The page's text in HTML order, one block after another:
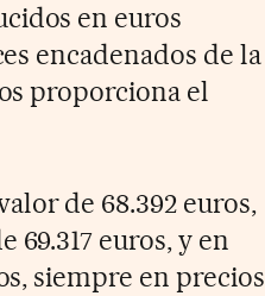
en euros
encadenados de la
proporciona el
de 68.392 euros,
euros, y en
siempre en precios